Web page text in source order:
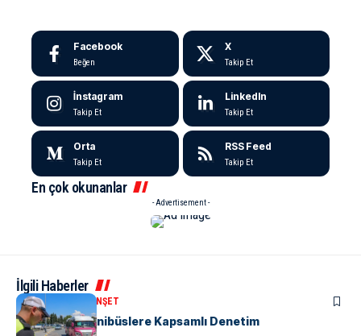
Facebook
Beğen
X
Takip Et
İnstagram
Takip Et
LinkedIn
Takip Et
Orta
Takip Et
RSS Feed
Takip Et
En çok okunanlar
- Advertisement -
İlgili Haberler
KENT GÜNDEMI MANŞET
“M” Plakalı Minibüslere Kapsamlı Denetim